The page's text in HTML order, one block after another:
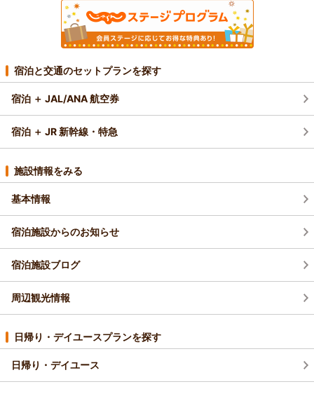
宿泊と交通のセットプランを探す
宿泊 ＋ JAL/ANA 航空券
宿泊 ＋ JR 新幹線・特急
施設情報をみる
基本情報
宿泊施設からのお知らせ
宿泊施設ブログ
周辺観光情報
日帰り・デイユースプランを探す
日帰り・デイユース